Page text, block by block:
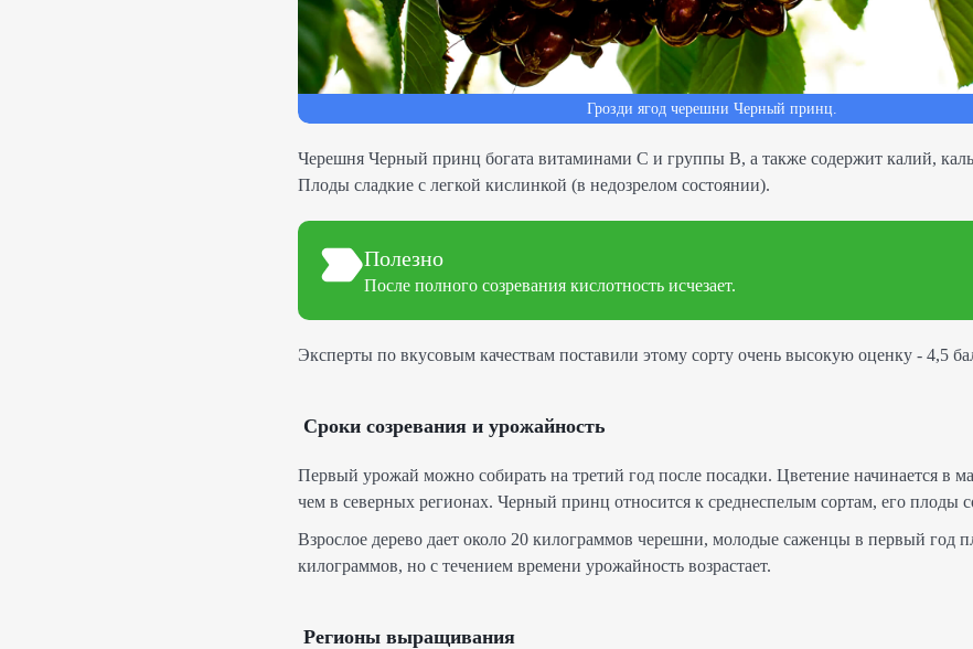
Грозди ягод черешни Черный принц.
Черешня Черный принц богата витаминами С и группы В, а также содержит калий,
Плоды сладкие с легкой кислинкой (в недозрелом состоянии).
Полезно
После полного созревания кислотность исчезает.
Эксперты по вкусовым качествам поставили этому сорту очень высокую оценку - 4,5
Сроки созревания и урожайность
Первый урожай можно собирать на третий год после посадки. Цветение начинается в
чем в северных регионах. Черный принц относится к среднеспелым сортам, его плоды
Взрослое дерево дает около 20 килограммов черешни, молодые саженцы в первый год
килограммов, но с течением времени урожайность возрастает.
Регионы выращивания